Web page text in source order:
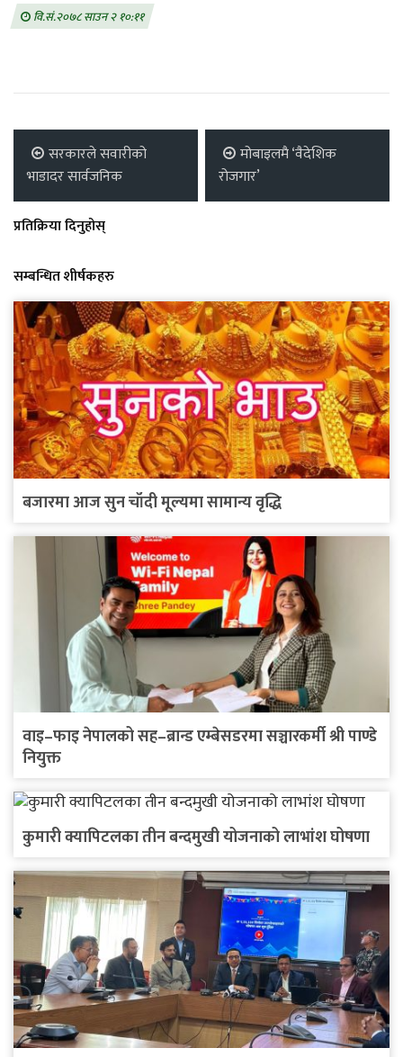
वि.सं.२०७८ साउन २ १०:११
सरकारले सवारीको
भाडादर सार्वजनिक
मोबाइलमै ‘वैदेशिक
रोजगार’
प्रतिक्रिया दिनुहोस्
सम्बन्धित शीर्षकहरु
बजारमा आज सुन चाँदी मूल्यमा सामान्य वृद्धि
वाइ–फाइ नेपालको सह–ब्रान्ड एम्बेसडरमा सञ्चारकर्मी श्री पाण्डे
नियुक्त
कुमारी क्यापिटलका तीन बन्दमुखी योजनाको लाभांश घोषणा